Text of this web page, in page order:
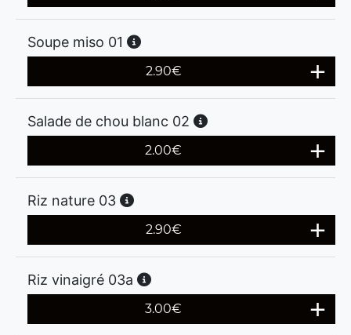
Soupe miso 01
2.90€
Salade de chou blanc 02
2.00€
Riz nature 03
2.90€
Riz vinaigré 03a
3.00€